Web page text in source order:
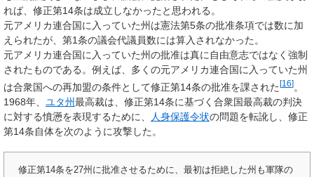
れば、修正第14条は成立しなかったと思われる。
元アメリカ連合国に入っていた州は憲法第5条の批准条項では数に加
えられたが、第1条の議会代議員数には算入されなかった。
元アメリカ連合国に入っていた州の批准は真に自由意志ではなく強制
されたものである。例えば、多くの元アメリカ連合国に入っていた州
は合衆国への再加盟の条件として修正第14条の批准を課された[16]。
1968年、 ユタ州最高裁は、修正第14条に基づく合衆国最高裁の判決
に対する憤懣を表現するために、
人身保護令状の問題を転訛し、修正
第14条自体を次のように攻撃した。
修正第14条を27州に批准させるために、最初は拒絶した州も軍隊の